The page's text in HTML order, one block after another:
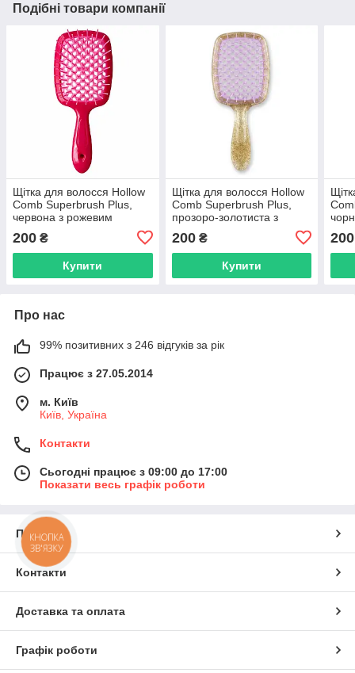
Подібні товари компанії
Щітка для волосся Hollow
Comb Superbrush Plus,
червона з рожевим
200 ₴
Купити
Щітка для волосся Hollow
Comb Superbrush Plus,
прозоро-золотиста з
фіолетовим (SB2060-11)
200₴
Купити
200
Про нас
99% позитивних з 246 відгуків за рік
Працює з 27.05.2014
м. Київ
Київ, Україна
Контакти
Сьогодні працює з 09:00 до 17:00
Показати весь графік роботи
Про нас
Контакти
Доставка та оплата
Графік роботи
КНОПКА
ЗВ'ЯЗКУ